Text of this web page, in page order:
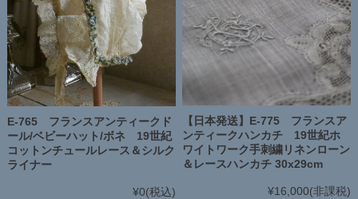
E-765 フランスアンティークド
ール/ベビーハット/ボネ 19世紀
コットンチュールレース＆シルク
ライナー
¥0(税込)
【日本発送】E-775 フランスア
ンティークハンカチ 19世紀ホ
ワイトワーク手刺繍リネンローン
＆レースハンカチ 30x29cm
¥16,000(非課税)